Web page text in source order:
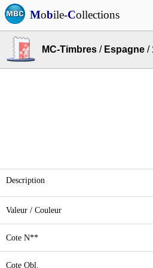
Mobile-Collections
MC-Timbres / Espagne /
Description
Valeur / Couleur
Cote N**
Cote Obl.